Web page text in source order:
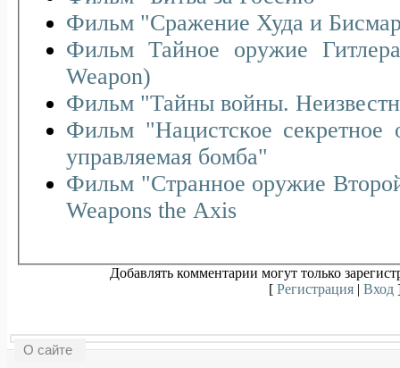
Фильм "Сражение Худа и
Фильм Тайное оружие
Weapon)
Фильм "Тайны войны.
Фильм "Нацистское
управляемая бомба"
Фильм "Странное оружие
Weapons the Axis
Добавлять комментарии могут только
[ Регистрация| Вход
О сайте